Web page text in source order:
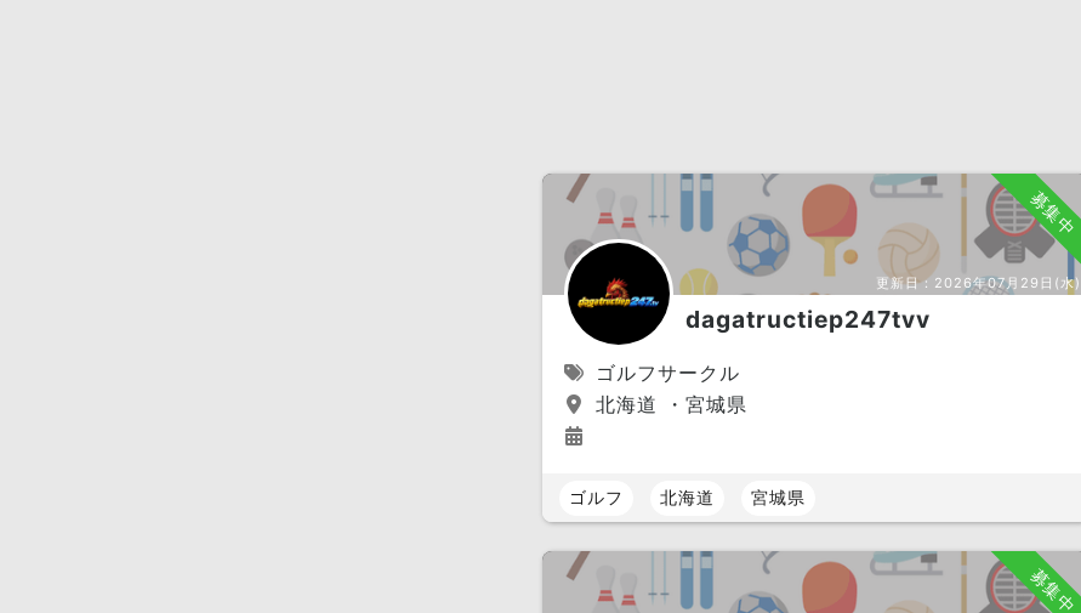
募集中
更新日： 2026年07月29日(水)
dagatructiep247tvv
ゴルフサークル
北海道 ・宮城県
ゴルフ 北海道 宮城県
募集中